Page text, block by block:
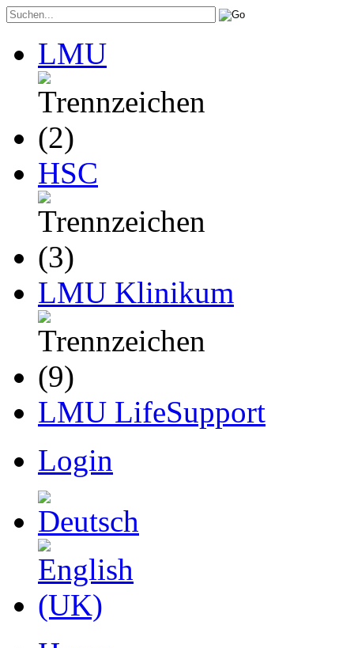
LMU
HSC
LMU Klinikum
LMU LifeSupport
Login